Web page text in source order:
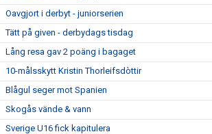
Oavgjort i derbyt - juniorserien
Tätt på given - derbydags tisdag
Lång resa gav 2 poäng i bagaget
10-målsskytt Kristin Thorleifsdòttir
Blågul seger mot Spanien
Skogås vände & vann
Sverige U16 fick kapitulera